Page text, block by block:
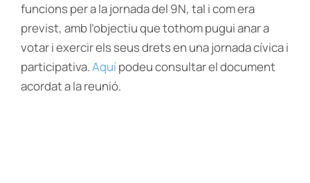
funcions per a la jornada del 9N, tal i com era
previst, amb l’objectiu que tothom pugui anar a
votar i exercir els seus drets en una jornada cívica i
participativa.Aquípodeu consultar el document
acordat a la reunió.